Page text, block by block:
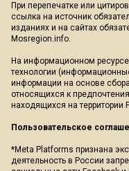
При перепечатке или
ссылка на источник
изданиях и на сайтах
Mosregion.info.
На информационном
технологии
информации на основе
относящихся к
находящихся на территории
Пользовательское
*Meta Platforms признана
деятельность в России